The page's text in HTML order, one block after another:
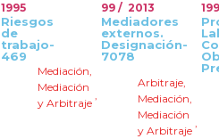
1995
Riesgos
de
trabajo-
469
99 / 2013
Mediadores
externos.
Designación-
7078
Mediación,
Mediación
y Arbitraje
,
Arbitraje,
Mediación,
Mediación
y Arbitraje
,